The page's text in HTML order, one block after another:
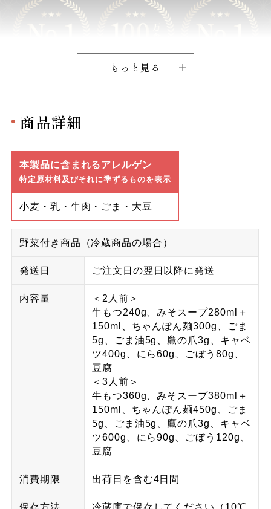
もっと見る
商品詳細
本製品に含まれるアレルゲン
特定原材料及びそれに準ずるものを表示
小麦・乳・牛肉・ごま・大豆
野菜付き商品（冷蔵商品の場合）
発送日 ご注文日の翌日以降に発送
内容量
＜2人前＞
牛もつ240g、みそスープ280ml＋
150ml、ちゃんぽん麺300g、ごま
5g、ごま油5g、鷹の爪3g、キャベ
ツ400g、にら60g、ごぼう80g、
豆腐
＜3人前＞
牛もつ360g、みそスープ380ml＋
150ml、ちゃんぽん麺450g、ごま
5g、ごま油5g、鷹の爪3g、キャベ
ツ600g、にら90g、ごぼう120g、
豆腐
消費期限 出荷日を含む4日間
保存方法 冷蔵庫で保存してください（10℃